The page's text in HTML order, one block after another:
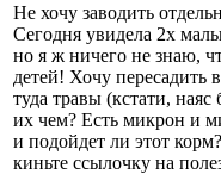
Не хочу заводить
Сегодня увидела 2х
но я ж ничего не знаю,
детей! Хочу пересадить
туда травы (кстати, наяс
их чем? Есть микрон и
и подойдет ли этот
киньте ссылочку на